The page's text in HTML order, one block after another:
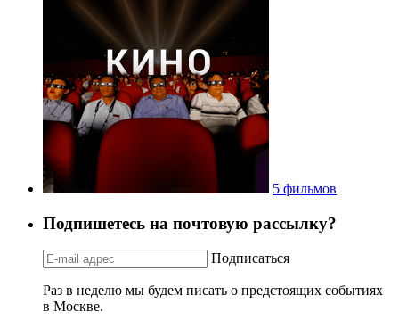
5 фильмов
Подпишетесь на почтовую рассылку?
Подписаться
Раз в неделю мы будем писать о предстоящих событиях
в Москве.